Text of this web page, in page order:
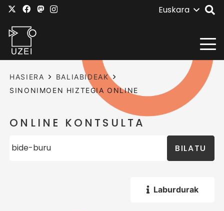
Euskara
HASIERA
BALIABIDEAK
SINONIMOEN HIZTEGIA ONLINE
ONLINE KONTSULTA
BILATU
Laburdurak